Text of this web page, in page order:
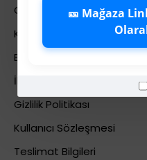
🎫 Mağaza
Colezium Hakkında
Kurumsal Bilgiler
Banka Hesab Bilgileri
İletişim
Gizlilik Politikası
Kullanıcı Sözleşmesi
Teslimat Bilgileri